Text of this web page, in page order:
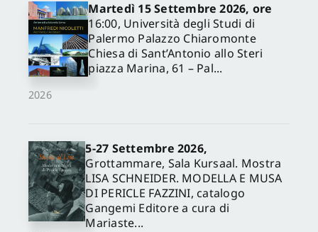
2026
Martedì 15 Settembre 2026, ore
16:00, Università degli Studi di
Palermo Palazzo Chiaromonte
Chiesa di Sant’Antonio allo Steri
piazza Marina, 61 – Pal...
5-27 Settembre 2026,
Grottammare, Sala Kursaal. Mostra
LISA SCHNEIDER. MODELLA E MUSA
DI PERICLE FAZZINI, catalogo
Gangemi Editore a cura di
Mariaste...